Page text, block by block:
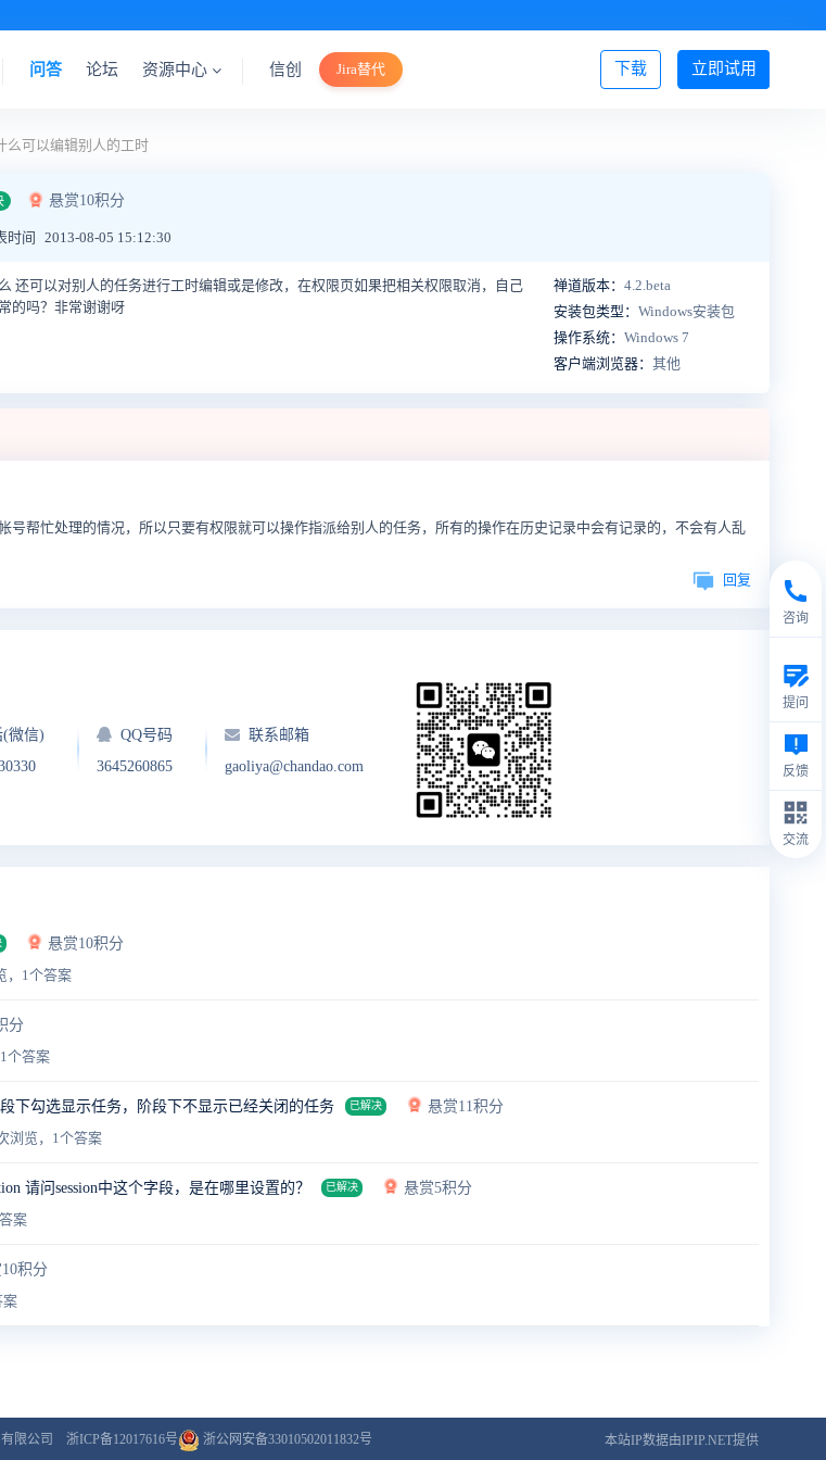
立即试用
下载
问答 论坛 资源中心 信创 Jira替代 登录/注册
么可以编辑别人的工时
悬赏10积分
时间 2013-08-05 15:12:30
还可以对别人的任务进行工时编辑或是修改，在权限页如果把相关权限取消，自己
的吗？非常谢谢呀
禅道版本： 4.2.beta
安装包类型： Windows安装包
操作系统： Windows 7
客户端浏览器： 其他
号帮忙处理的情况，所以只要有权限就可以操作指派给别人的任务，所有的操作在历史记录中会有记录的，不会有人乱
回复
(微信)
QQ号码
3645260865
联系邮箱
gaoliya@chandao.com
悬赏10积分
，1个答案
分
个答案
下勾选显示任务，阶段下不显示已经关闭的任务 已解决
悬赏11积分
浏览，1个答案
请问session中这个字段，是在哪里设置的？ 已解决
悬赏5积分
案
积分
案
限公司 浙ICP备12017616号 浙公网安备33010502011832号 本站IP数据由IPIP.NET提供
咨询
提问
反馈
交流